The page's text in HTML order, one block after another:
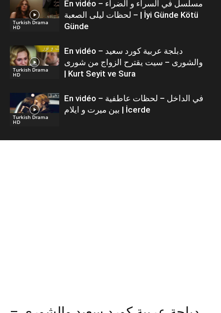
Turkish Drama
HD
En vidéo – مسلسل في السراء و الضراء
– لحظات ليلى الصعبة | İyi Günde Kötü
Günde
Turkish Drama
HD
En vidéo – دبلجة عربية كورد سعيد
والشورى – سيت يقترح الزواج من شورى
| Kurt Seyit ve Sura
Turkish Drama
HD
En vidéo – في الداخل – لحظات عاطفية
بين ميرت و ايلام | İcerde